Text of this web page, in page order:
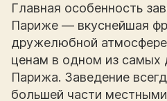
Главная особенность
Париже — вкуснейшая
дружелюбной
ценам в одном из самых
Парижа. Заведение
большей части